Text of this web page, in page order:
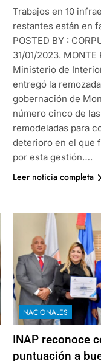
Trabajos en 10
restantes están en
POSTED BY :
31/01/2023. MONTE
Ministerio de
entregó la
gobernación de
número cinco de
remodeladas para
deterioro en el que
por esta gestión….
Leer noticia completa
NACIONALES
INAP reconoce
puntuación a